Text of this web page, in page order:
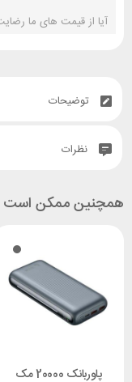
آیا از قیمت های ما
توضیحات
نظرات
همچنین ممکن است
پاوربانک 20000 مک